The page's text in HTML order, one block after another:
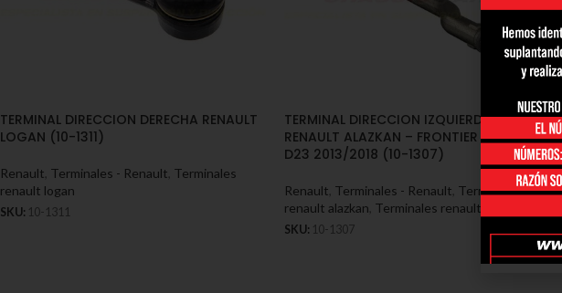
TERMINAL DIRECCION DERECHA RENAULT
LOGAN (10-1311)
Renault Terminales - Renault Terminales
renault logan
SKU: 10-1311
TERMINAL DIRECCION IZQUIERDA
RENAULT ALAZKAN – FRONTIER NP300
D23 2013/2018 (10-1307)
Renault Terminales - Renault Terminales
renault alazkan Terminales renault frontier
SKU: 10-1307